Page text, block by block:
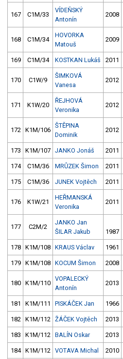
167 C1M/33
VÍDEŇSKÝ
Antonín
2008
168 C1M/34
HOVORKA
Matouš
2009
169 C1M/34 KOSTKAN Lukáš 2011
170 C1W/9
ŠIMKOVÁ
Vanesa
2012
171 K1W/20
ŘEJHOVÁ
Veronika
2012
172 K1M/106
ŠTĚPINA
Dominik
2012
173 K1M/107 JANKO Jonáš 2011
174 C1M/36 MRŮZEK Šimon 2011
175 C1M/36 JUNEK Vojtěch 2011
176 K1W/21
HEŘMANSKÁ
Veronika
2011
177 C2M/2
JANKO Jan
ŠILAR Jakub
1987
178 K1M/108 KRAUS Václav 1961
179 K1M/108 KOCUM Šimon 2008
180 K1M/110
VOPALECKÝ
Antonín
2013
181 K1M/111 PISKÁČEK Jan 1966
182 K1M/112 ŽÁČEK Vojtěch 2013
183 K1M/112 BALÍN Oskar 2013
184 K1M/112 VOTAVA Michal 2010